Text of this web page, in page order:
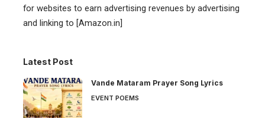
for websites to earn advertising revenues by advertising
and linking to [Amazon.in]
Latest Post
Vande Mataram Prayer Song Lyrics
EVENT POEMS